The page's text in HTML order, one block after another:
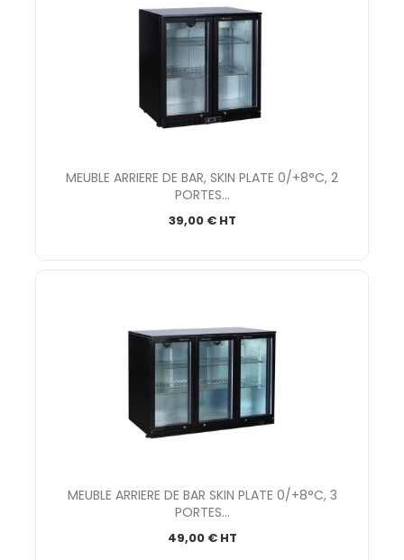
MEUBLE ARRIERE DE BAR, SKIN PLATE 0/+8°C, 2
PORTES...
39,00 € HT
MEUBLE ARRIERE DE BAR SKIN PLATE 0/+8°C, 3
PORTES...
49,00 € HT